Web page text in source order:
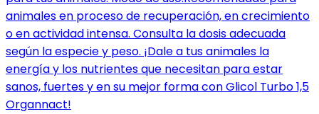
animales en proceso de recuperación, en crecimiento
o en actividad intensa. Consulta la dosis adecuada
según la especie y peso. ¡Dale a tus animales la
energía y los nutrientes que necesitan para estar
sanos, fuertes y en su mejor forma con Glicol Turbo 1,5
Organnact!